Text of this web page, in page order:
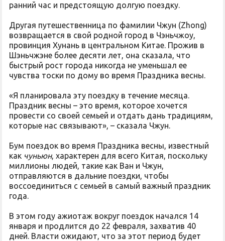
ранний час и предстоящую долгую поездку.
Другая путешественница по фамилии Чжун (Zhong)
возвращается в свой родной город в Чэньчжоу,
провинция Хунань в центральном Китае. Прожив в
Шэньчжэне более десяти лет, она сказала, что
быстрый рост города никогда не уменьшал ее
чувства тоски по дому во время Праздника весны.
«Я планировала эту поездку в течение месяца.
Праздник весны – это время, которое хочется
провести со своей семьей и отдать дань традициям,
которые нас связывают», – сказала Чжун.
Бум поездок во время Праздника весны, известный
как чуньюн, характерен для всего Китая, поскольку
миллионы людей, такие как Ван и Чжун,
отправляются в дальние поездки, чтобы
воссоединиться с семьей в самый важный праздник
года.
В этом году ажиотаж вокруг поездок начался 14
января и продлится до 22 февраля, захватив 40
дней. Власти ожидают, что за этот период будет